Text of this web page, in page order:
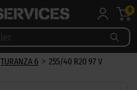
0
TURANZA 6 > 255/40 R20 97 V